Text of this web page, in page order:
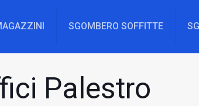
SGOMBERO SOFFITTE
Palestro